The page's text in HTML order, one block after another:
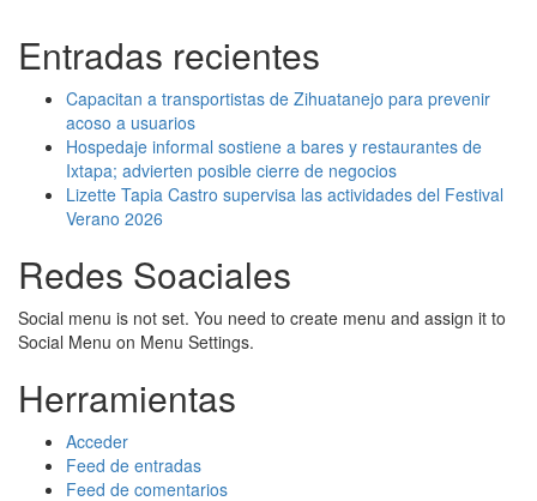
Entradas recientes
Capacitan a transportistas de Zihuatanejo para prevenir
acoso a usuarios
Hospedaje informal sostiene a bares y restaurantes de
Ixtapa; advierten posible cierre de negocios
Lizette Tapia Castro supervisa las actividades del Festival
Verano 2026
Redes Soaciales
Social menu is not set. You need to create menu and assign it to
Social Menu on Menu Settings.
Herramientas
Acceder
Feed de entradas
Feed de comentarios